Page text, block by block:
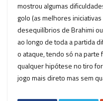
mostrou algumas
golo (as melhores
desequilíbrios de Brahimi
ao longo de toda a partida
o ataque, tendo só na parte
qualquer hipótese no tiro
jogo mais direto mas sem